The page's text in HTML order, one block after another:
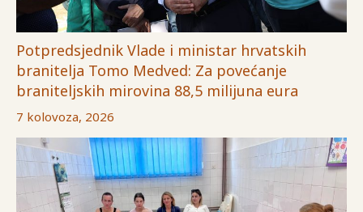
Potpredsjednik Vlade i ministar hrvatskih
branitelja Tomo Medved: Za povećanje
braniteljskih mirovina 88,5 milijuna eura
7 kolovoza, 2026